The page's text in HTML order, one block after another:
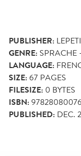
PUBLISHER:
GENRE: SPRACHE
LANGUAGE:
SIZE:67 PAGES
FILESIZE: 0 BYTES
ISBN:
PUBLISHED: DEC.